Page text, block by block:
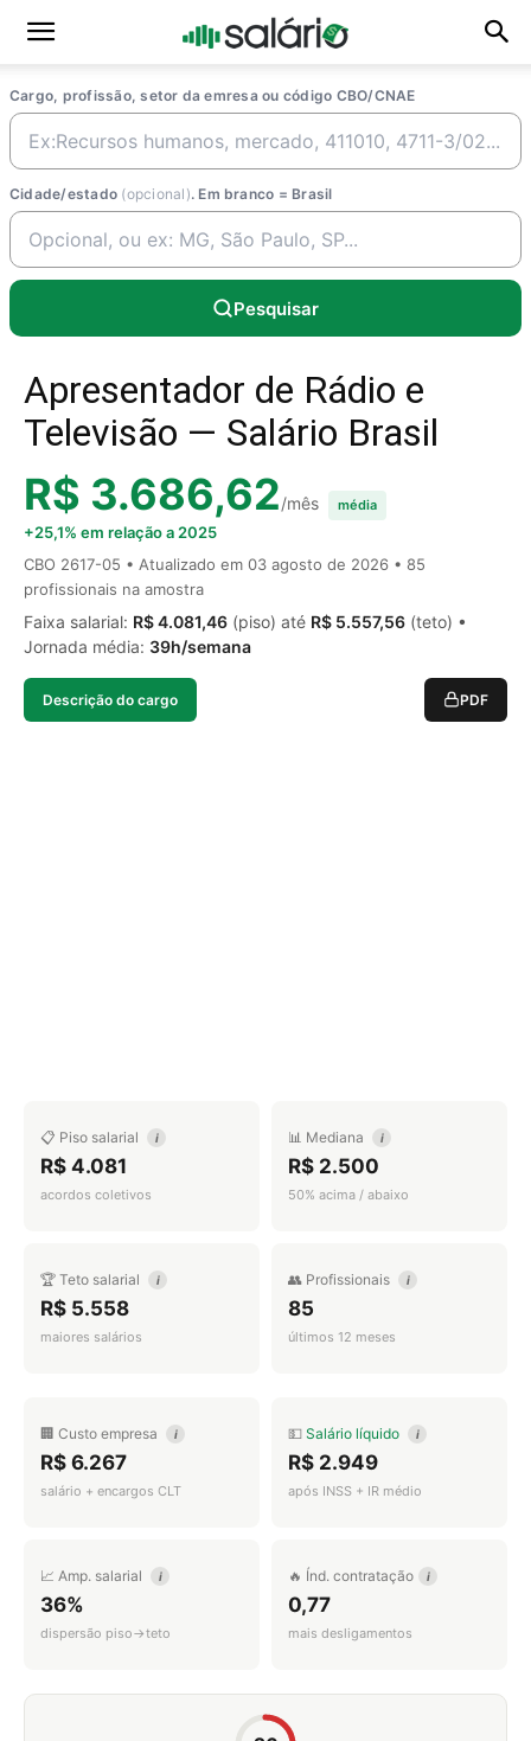
Cargo, profissão, setor da emresa ou código CBO/CNAE
Cidade/estado (opcional). Em branco = Brasil
Pesquisar
Apresentador de Rádio e
Televisão — Salário Brasil
R$ 3.686,62/mês média
+25,1% em relação a 2025
CBO 2617-05 • Atualizado em 03 agosto de 2026 • 85
profissionais na amostra
Faixa salarial: R$ 4.081,46 (piso) até R$ 5.557,56 (teto) •
Jornada média: 39h/semana
Descrição do cargo PDF
📋 Piso salarial i
R$ 4.081
acordos coletivos
📊 Mediana i
R$ 2.500
50% acima / abaixo
🏆 Teto salarial i
R$ 5.558
maiores salários
👥 Profissionais i
85
últimos 12 meses
🏢 Custo empresa i
R$ 6.267
salário + encargos CLT
💵 Salário líquido i
R$ 2.949
após INSS + IR médio
📈 Amp. salarial i
36%
dispersão piso→teto
🔥 Índ. contratação i
0,77
mais desligamentos